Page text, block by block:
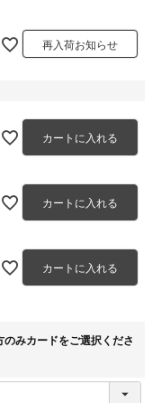
再入荷お知らせ
カートに入れる
カートに入れる
カートに入れる
みカードをご選択くださ